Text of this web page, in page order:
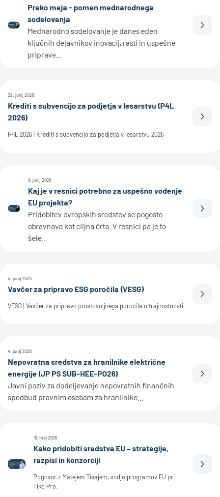
Preko meja - pomen mednarodnega
sodelovanja
Mednarodno sodelovanje je danes eden
ključnih dejavnikov inovacij, rasti in uspešne
priprave...
22. junij 2026
Krediti s subvencijo za podjetja v lesarstvu (P4L
2026)
P4L 2026 | Krediti s subvencijo za podjetja v lesarstvu 2026
9. junij 2026
Kaj je v resnici potrebno za uspešno vodenje
EU projekta?
Pridobitev evropskih sredstev se pogosto
obravnava kot ciljna črta. V resnici pa je to
šele...
5. junij 2026
Vavčer za pripravo ESG poročila (VESG)
VESG | Vavčer za pripravo prostovoljnega poročila o trajnostnosti
4. junij 2026
Nepovratna sredstva za hranilnike električne
energije (JP PS SUB-HEE-PO26)
Javni poziv za dodeljevanje nepovratnih finančnih
spodbud pravnim osebam za hranilnike...
19. maj 2026
Kako pridobiti sredstva EU – strategije,
razpisi in konzorciji
Pogovor z Matejem Tisajem, vodjo programov EU pri
Tiko Pro.